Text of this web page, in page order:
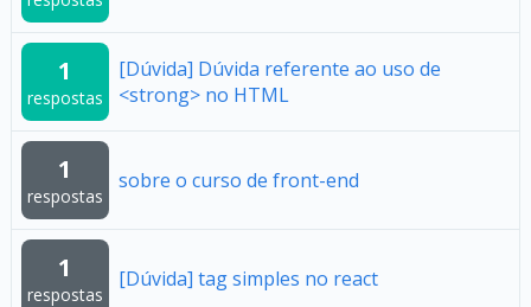
1
respostas
[Dúvida] Dúvida referente ao uso de
<strong> no HTML
1
respostas
sobre o curso de front-end
1
respostas
[Dúvida] tag simples no react